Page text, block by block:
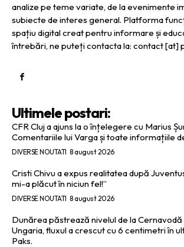
analize pe teme variate, de la evenimente
subiecte de interes general. Platforma
spațiu digital creat pentru informare și
întrebări, ne puteți contacta la: contact [at]
Ultimele postari:
CFR Cluj a ajuns la o înțelegere cu Marius
Comentariile lui Varga și toate informațiile
DIVERSE NOUTATI 8 august 2026
Cristi Chivu a expus realitatea după
mi-a plăcut în niciun fel!”
DIVERSE NOUTATI 8 august 2026
Dunărea păstrează nivelul de la Cernavodă
Ungaria, fluxul a crescut cu 6 centimetri în
Paks.